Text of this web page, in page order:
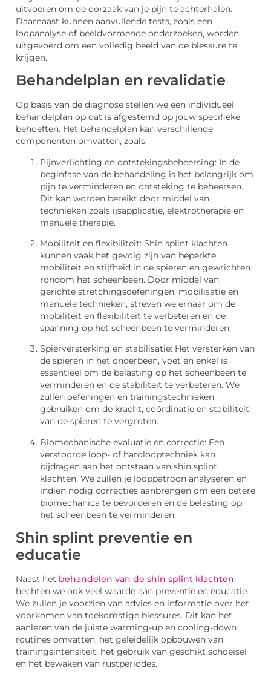
uitvoeren om de oorzaak van je pijn te achterhalen.
Daarnaast kunnen aanvullende tests, zoals een
loopanalyse of beeldvormende onderzoeken, worden
uitgevoerd om een volledig beeld van de blessure te
krijgen.
Behandelplan en revalidatie
Op basis van de diagnose stellen we een individueel
behandelplan op dat is afgestemd op jouw specifieke
behoeften. Het behandelplan kan verschillende
componenten omvatten, zoals:
Pijnverlichting en ontstekingsbeheersing: In de
beginfase van de behandeling is het belangrijk om
pijn te verminderen en ontsteking te beheersen.
Dit kan worden bereikt door middel van
technieken zoals ijsapplicatie, elektrotherapie en
manuele therapie.
Mobiliteit en flexibiliteit: Shin splint klachten
kunnen vaak het gevolg zijn van beperkte
mobiliteit en stijfheid in de spieren en gewrichten
rondom het scheenbeen. Door middel van
gerichte stretchingsoefeningen, mobilisatie en
manuele technieken, streven we ernaar om de
mobiliteit en flexibiliteit te verbeteren en de
spanning op het scheenbeen te verminderen.
Spierversterking en stabilisatie: Het versterken van
de spieren in het onderbeen, voet en enkel is
essentieel om de belasting op het scheenbeen te
verminderen en de stabiliteit te verbeteren. We
zullen oefeningen en trainingstechnieken
gebruiken om de kracht, coördinatie en stabiliteit
van de spieren te vergroten.
Biomechanische evaluatie en correctie: Een
verstoorde loop- of hardlooptechniek kan
bijdragen aan het ontstaan van shin splint
klachten. We zullen je looppatroon analyseren en
indien nodig correcties aanbrengen om een betere
biomechanica te bevorderen en de belasting op
het scheenbeen te verminderen.
Shin splint preventie en
educatie
Naast het behandelen van de shin splint klachten,
hechten we ook veel waarde aan preventie en educatie.
We zullen je voorzien van advies en informatie over het
voorkomen van toekomstige blessures. Dit kan het
aanleren van de juiste warming-up en cooling-down
routines omvatten, het geleidelijk opbouwen van
trainingsintensiteit, het gebruik van geschikt schoeisel
en het bewaken van rustperiodes.